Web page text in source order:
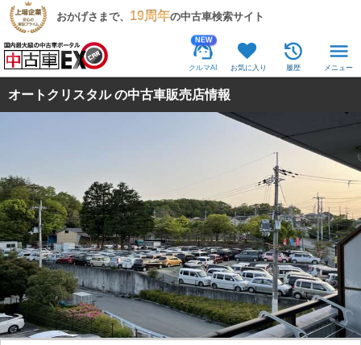
おかげさまで、 19周年の中古車検索サイト
NEW
クルマAI お気に入り 履歴 メニュー
オートクリスタル の中古車販売店情報